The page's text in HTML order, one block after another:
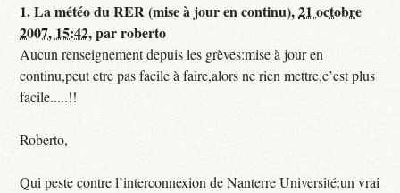
1.La météo du RER (mise à jour en continu),21 octobre
2007, 15:42,parroberto
Aucun renseignement depuis les grèves:mise à jour en
continu,peut etre pas facile à faire,alors ne rien mettre,c’est plus
facile.....!!
Roberto,
Qui peste contre l’interconnexion de Nanterre Université:un vrai